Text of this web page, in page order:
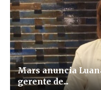
Mars anuncia
gerente de...